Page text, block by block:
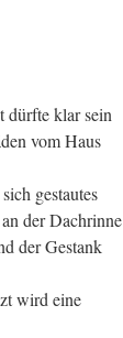
dürfte klar sein
vom Haus
gestautes
der Dachrinne
der Gestank
wird eine